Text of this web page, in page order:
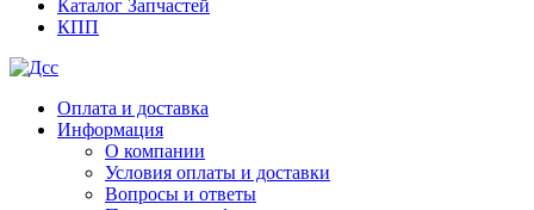
Каталог Запчастей
КПП
Оплата и доставка
Информация
О компании
Условия оплаты и доставки
Вопросы и ответы